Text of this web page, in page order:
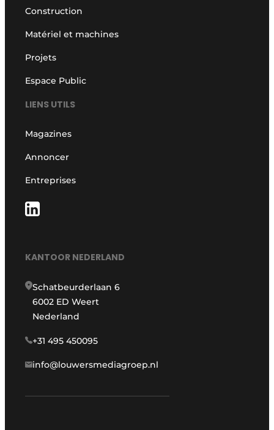
Construction
Matériel et machines
Projets
Espace Public
LIENS UTILS
Magazines
Annoncer
Entreprises
KANTOOR NEDERLAND
Schatbeurderlaan 6
6002 ED Weert
Nederland
+31 495 450095
info@louwersmediagroep.nl